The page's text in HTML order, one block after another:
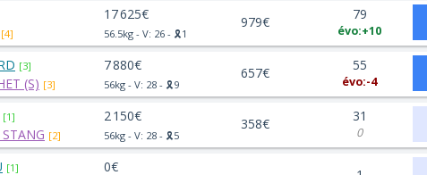
[4]
17 625€
56.5kg - V: 26 - 🎗️1
979€ 79
évo:+10
[3]
(S) [3]
7 880€
56kg - V: 28 - 🎗️9
657€ 55
évo:-4
[1]
[2]
2 150€
56kg - V: 28 - 🎗️5
358€ 31
0
[1] 0€